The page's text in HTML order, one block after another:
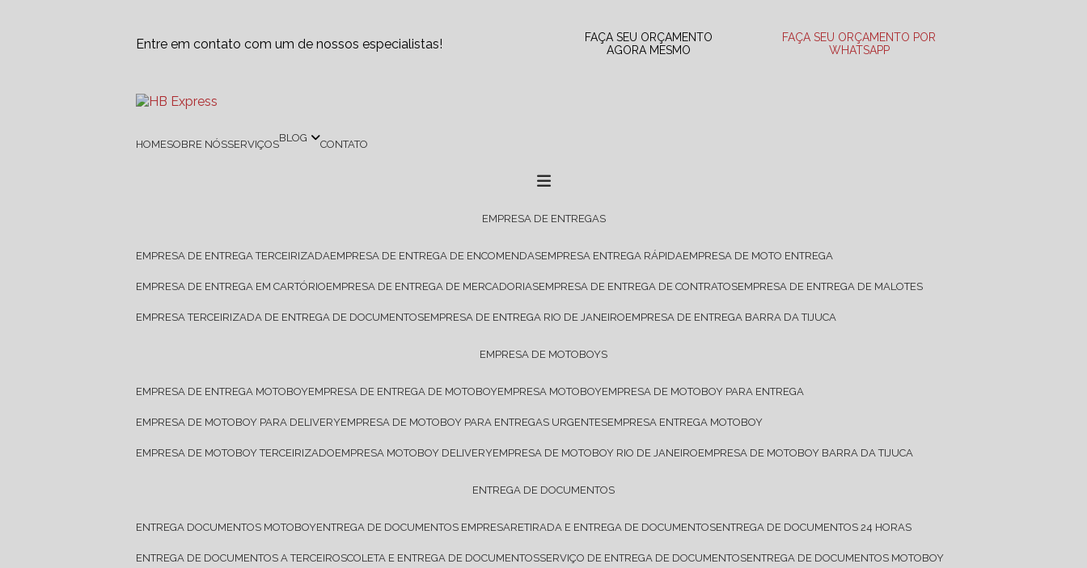
Entre em contato com um de nossos especialistas!
FAÇA SEU ORÇAMENTO
AGORA MESMO
FAÇA SEU ORÇAMENTO POR
WHATSAPP
HOME SOBRE NÓS SERVIÇOS BLOG CONTATO
EMPRESA DE ENTREGAS
EMPRESA DE ENTREGA TERCEIRIZADA EMPRESA DE ENTREGA DE ENCOMENDAS EMPRESA ENTREGA RÁPIDA EMPRESA DE MOTO ENTREGA
EMPRESA DE ENTREGA EM CARTÓRIO EMPRESA DE ENTREGA DE MERCADORIAS EMPRESA DE ENTREGA DE CONTRATOS EMPRESA DE ENTREGA DE MALOTES
EMPRESA TERCEIRIZADA DE ENTREGA DE DOCUMENTOS EMPRESA DE ENTREGA RIO DE JANEIRO EMPRESA DE ENTREGA BARRA DA TIJUCA
EMPRESA DE MOTOBOYS
EMPRESA DE ENTREGA MOTOBOY EMPRESA DE ENTREGA DE MOTOBOY EMPRESA MOTOBOY EMPRESA DE MOTOBOY PARA ENTREGA
EMPRESA DE MOTOBOY PARA DELIVERY EMPRESA DE MOTOBOY PARA ENTREGAS URGENTES EMPRESA ENTREGA MOTOBOY
EMPRESA DE MOTOBOY TERCEIRIZADO EMPRESA MOTOBOY DELIVERY EMPRESA DE MOTOBOY RIO DE JANEIRO EMPRESA DE MOTOBOY BARRA DA TIJUCA
ENTREGA DE DOCUMENTOS
ENTREGA DOCUMENTOS MOTOBOY ENTREGA DE DOCUMENTOS EMPRESA RETIRADA E ENTREGA DE DOCUMENTOS ENTREGA DE DOCUMENTOS 24 HORAS
ENTREGA DE DOCUMENTOS A TERCEIROS COLETA E ENTREGA DE DOCUMENTOS SERVIÇO DE ENTREGA DE DOCUMENTOS ENTREGA DE DOCUMENTOS MOTOBOY